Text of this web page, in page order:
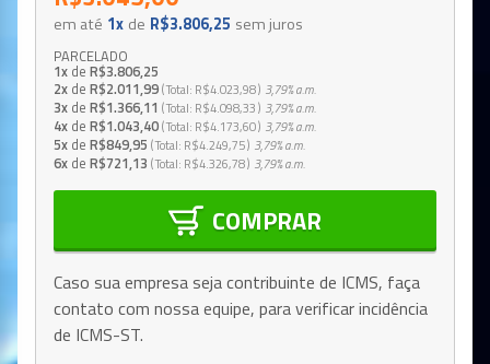
em até 1x de R$3.806,25 sem juros
PARCELADO
1x de R$3.806,25
2x de R$2.011,99 Total R$4.023,98 3,79%a.m.
3x de R$1.366,11 Total R$4.098,33 3,79%a.m.
4x de R$1.043,40 Total R$4.173,60 3,79%a.m.
5x de R$849,95 Total R$4.249,75 3,79%a.m.
6x de R$721,13 Total R$4.326,78 3,79%a.m.
COMPRAR
Caso sua empresa seja contribuinte de ICMS, faça
contato com nossa equipe, para verificar incidência
de ICMS-ST.